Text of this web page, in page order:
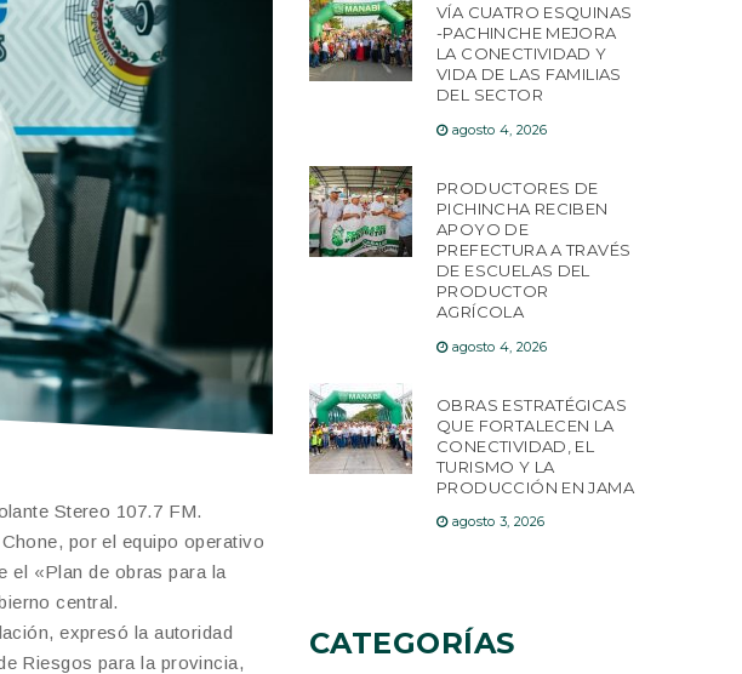
Stereo 107.7 FM.
por el equipo operativo
el «Plan de obras para la
central.
expresó la autoridad
Riesgos para la provincia,
VÍA CUATRO ESQUINAS
-PACHINCHE MEJORA
LA CONECTIVIDAD Y
VIDA DE LAS FAMILIAS
DEL SECTOR
agosto 4, 2026
PRODUCTORES DE
PICHINCHA RECIBEN
APOYO DE
PREFECTURA A TRAVÉS
DE ESCUELAS DEL
PRODUCTOR
AGRÍCOLA
agosto 4, 2026
OBRAS ESTRATÉGICAS
QUE FORTALECEN LA
CONECTIVIDAD, EL
TURISMO Y LA
PRODUCCIÓN EN JAMA
agosto 3, 2026
CATEGORÍAS